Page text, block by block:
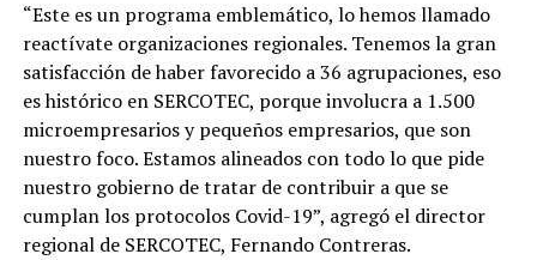
“Este es un programa emblemático, lo hemos llamado
reactívate organizaciones regionales. Tenemos la gran
satisfacción de haber favorecido a 36 agrupaciones, eso
es histórico en SERCOTEC, porque involucra a 1.500
microempresarios y pequeños empresarios, que son
nuestro foco. Estamos alineados con todo lo que pide
nuestro gobierno de tratar de contribuir a que se
cumplan los protocolos Covid-19”, agregó el director
regional de SERCOTEC, Fernando Contreras.